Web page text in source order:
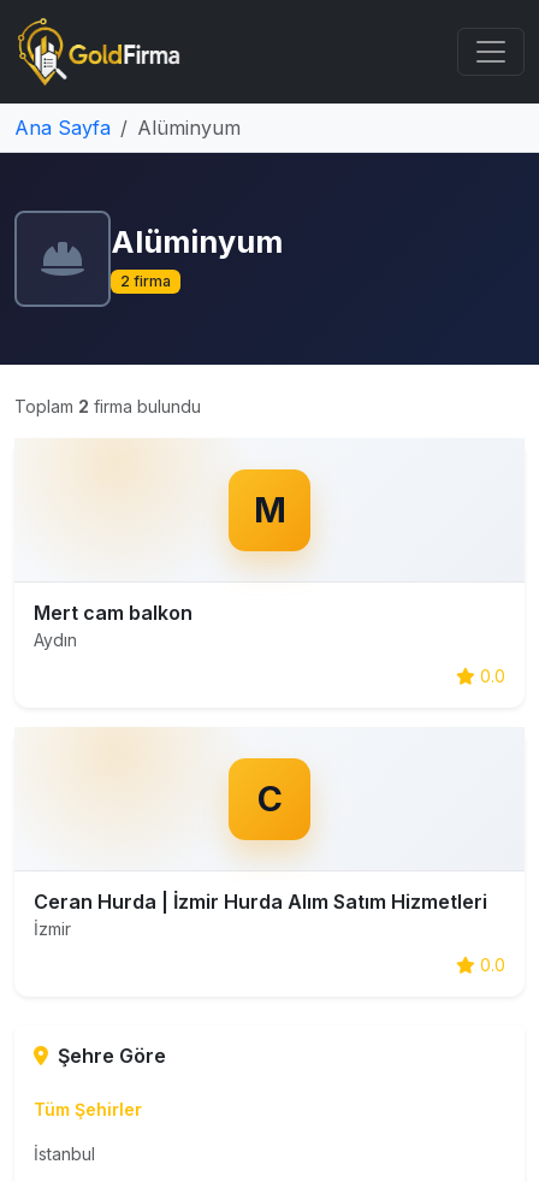
Ana Sayfa Alüminyum
Alüminyum
2 firma
Toplam 2 firma bulundu
M
Mert cam balkon
Aydın
0.0
C
Ceran Hurda | İzmir Hurda Alım Satım Hizmetleri
İzmir
0.0
Şehre Göre
Tüm Şehirler
İstanbul